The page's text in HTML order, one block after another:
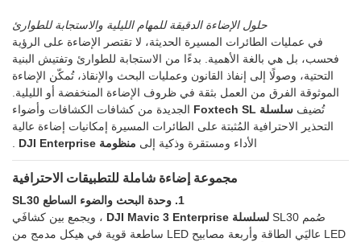
حلول الإضاءة الدقيقة للمهام الليلية والاستجابة للطوارئ
في عمليات الطائرات المسيرة الحديثة، لا تقتصر الإضاءة على الرؤية
فحسب، بل هي بالغة الأهمية. بدءًا من الاستجابة للطوارئ وتفتيش البنية
التحتية، وصولًا إلى إنفاذ القانون وعمليات البحث والإنقاذ، تُمكّن الإضاءة
الموثوقة الفرق من العمل بثقة في ظروف الإضاءة المنخفضة أو الليلية.
تُضيف سلسلة Foxtech SL
الجديدة من كشافات الكشافات وأضواء
التحذير الاحترافية المُثبتة على الطائرات المسيرة إمكانيات إضاءة عالية
الأداء ومستقرة وذكية إلى منظومة DJI Enterprise .
مجموعة إضاءة شاملة للتطبيقات الاحترافية
1. وحدة البحث والضوء الساطع SL30
صُمم SL30
لسلسلة DJI Mavic 3 Enterprise
، ويجمع بين كشافَي
LED عاليَي الطاقة وأربعة مصابيح LED ساطعة قوية في هيكل مدمج من